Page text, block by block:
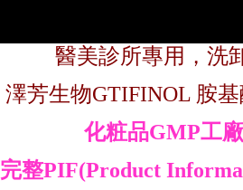
醫美診所專用，洗
澤芳生物GTIFINOL 胺
化粧品GMP工
完整PIF(Product